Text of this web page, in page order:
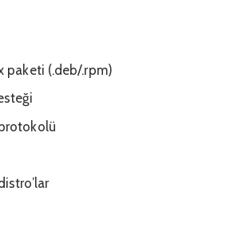
paketi (.deb/.rpm)